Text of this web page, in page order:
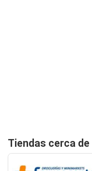
Tiendas cerca de